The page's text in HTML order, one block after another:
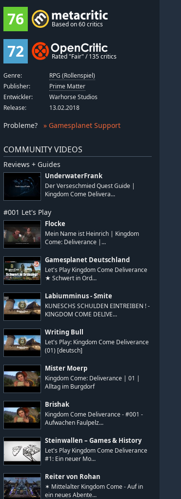
76
Based on 60 critics
72 Rated "Fair" / 135 critics
Genre:
RPG (Rollenspiel)
Publisher:
Prime Matter
Entwickler:
Warhorse Studios
Release:
13.02.2018
Probleme? » Gamesplanet Support
COMMUNITY VIDEOS
Reviews + Guides
UnderwaterFrank
Der Verseschmied Quest Guide |
Kingdom Come Delivera...
#001 Let's Play
Flocke
Mein Name ist Heinrich | Kingdom
Come: Deliverance |...
Gamesplanet Deutschland
Let's Play Kingdom Come Deliverance
★ Schwert in Ord...
Labiumminus - Smite
KUNESCHS SCHULDEN EINTREIBEN ! -
KINGDOM COME DELIVE...
Writing Bull
Let's Play: Kingdom Come Deliverance
(01) [deutsch]
Mister Moerp
Kingdom Come: Deliverance | 01 |
Alltag im Burgdorf
Brishak
Kingdom Come Deliverance - #001 -
Aufwachen Faulpelz...
Steinwallen – Games & History
Let's Play Kingdom Come Deliverance
#1: Ein neuer Mo...
Reiter von Rohan
✶ Mittelalter Kingdom Come - Auf in
ein neues Abente...